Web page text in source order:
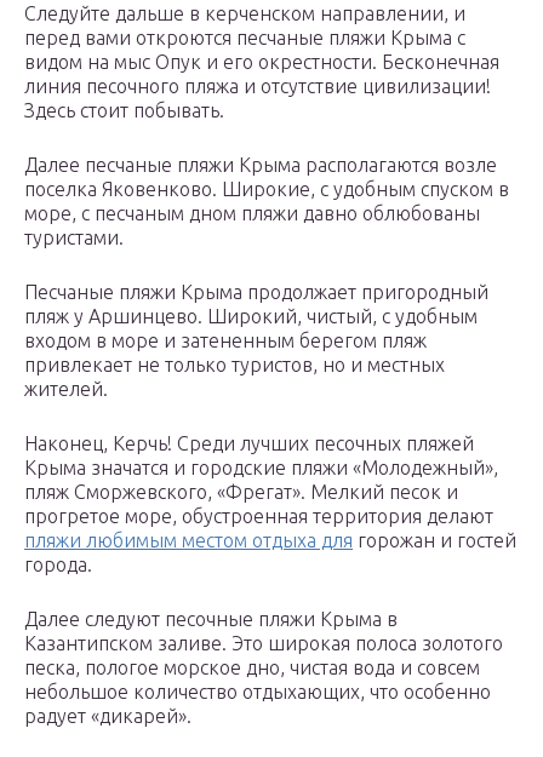
Следуйте дальше в керченском направлении, и
перед вами откроются песчаные пляжи Крыма с
видом на мыс Опук и его окрестности. Бесконечная
линия песочного пляжа и отсутствие цивилизации!
Здесь стоит побывать.
Далее песчаные пляжи Крыма располагаются возле
поселка Яковенково. Широкие, с удобным спуском в
море, с песчаным дном пляжи давно облюбованы
туристами.
Песчаные пляжи Крыма продолжает пригородный
пляж у Аршинцево. Широкий, чистый, с удобным
входом в море и затененным берегом пляж
привлекает не только туристов, но и местных
жителей.
Наконец, Керчь! Среди лучших песочных пляжей
Крыма значатся и городские пляжи «Молодежный»,
пляж Сморжевского, «Фрегат». Мелкий песок и
прогретое море, обустроенная территория делают
пляжи любимым местом отдыха для горожан и гостей
города.
Далее следуют песочные пляжи Крыма в
Казантипском заливе. Это широкая полоса золотого
песка, пологое морское дно, чистая вода и совсем
небольшое количество отдыхающих, что особенно
радует «дикарей».